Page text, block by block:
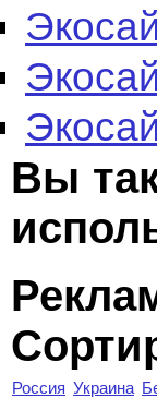
Вы
Россия Украина